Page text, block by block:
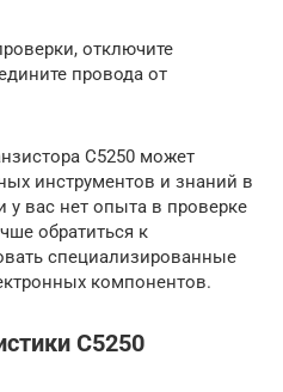
отключите
провода от
C5250 может
инструментов и знаний в
у вас нет опыта в проверке
обратиться к
специализированные
компонентов.
C5250